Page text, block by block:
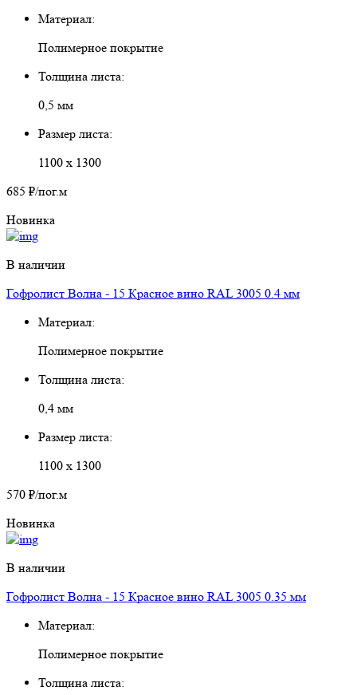
Материал:
Полимерное покрытие
Толщина листа:
0,5 мм
Размер листа:
1100 х 1300
685 ₽/пог.м
Новинка
В наличии
Гофролист Волна - 15 Красное вино RAL 3005 0.4 мм
Материал:
Полимерное покрытие
Толщина листа:
0,4 мм
Размер листа:
1100 х 1300
570 ₽/пог.м
Новинка
В наличии
Гофролист Волна - 15 Красное вино RAL 3005 0.35 мм
Материал:
Полимерное покрытие
Толщина листа: